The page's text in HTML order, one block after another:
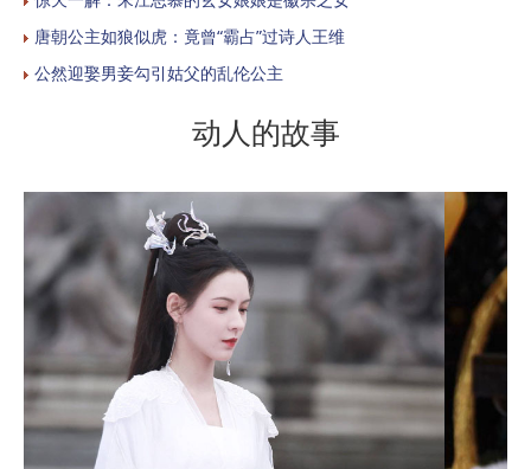
唐朝公主如狼似虎：竟曾“霸占”过诗人王维
公然迎娶男妾勾引姑父的乱伦公主
动人的故事